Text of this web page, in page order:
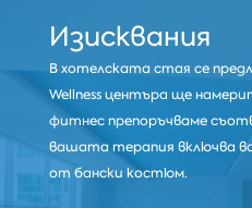
Изисквания
В хотелската стая се
Wellness центъра ще
фитнес препоръчваме
вашата терапия включва
от бански костюм.